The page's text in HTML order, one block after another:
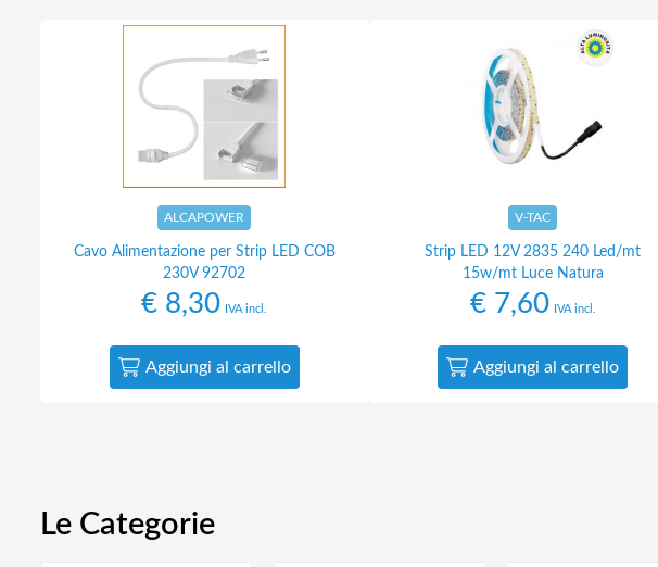
ALCAPOWER
Cavo Alimentazione per Strip LED COB
230V 92702
€ 8,30 IVA incl.
Aggiungi al carrello
V-TAC
Strip LED 12V 2835 240 Led/mt
15w/mt Luce Natura
€7,60 IVA incl.
Aggiungi al carrello
Le Categorie